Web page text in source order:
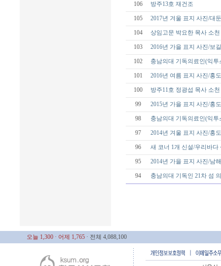
106 방주13호 재건조
105 2017년 겨울 표지 사진/대
104 상임고문 박요한 목사 소천
103 2016년 가을 표지 사진/보
102 충남의대 기독의료인(익투
101 2016년 여름 표지 사진/홍
100 방주11호 정광섭 목사 소천
99 2015년 가을 표지 사진/홍
98 충남의대 기독의료인(익
97 2014년 겨울 표지 사진/홍
96 새 코너 1개 신설/우리바다
95 2014년 가을 표지 사진/남
94 충남의대 기독인 21차 섬
오늘 1,300 · 어제 1,765 · 전체 4,088,100